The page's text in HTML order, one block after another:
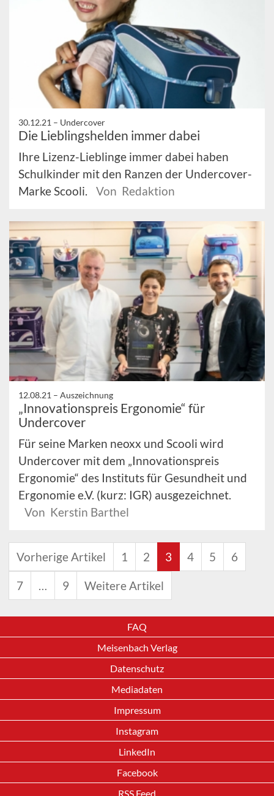
30.12.21 – Undercover
Die Lieblingshelden immer dabei
Ihre Lizenz-Lieblinge immer dabei haben
Schulkinder mit den Ranzen der Undercover-
Marke Scooli.
Von Redaktion
12.08.21 – Auszeichnung
„Innovationspreis Ergonomie“ für
Undercover
Für seine Marken neoxx und Scooli wird
Undercover mit dem „Innovationspreis
Ergonomie“ des Instituts für Gesundheit und
Ergonomie e.V. (kurz: IGR) ausgezeichnet.
Von Kerstin Barthel
Vorherige Artikel 1 2 3 4 5 6
7 … 9 Weitere Artikel
FAQ
Meisenbach Verlag
Datenschutz
Mediadaten
Impressum
Instagram
LinkedIn
Facebook
RSS Feed